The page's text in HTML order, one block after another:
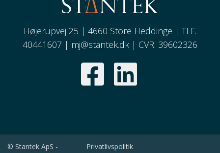
Højerupvej 25 | 4660 Store Heddinge | TLF.
40441607 | mj@stantek.dk | CVR. 39602326
© Stantek ApS - Privatlivspolitik